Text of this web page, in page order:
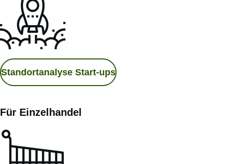
Standortanalyse Start-ups
Für Einzelhandel